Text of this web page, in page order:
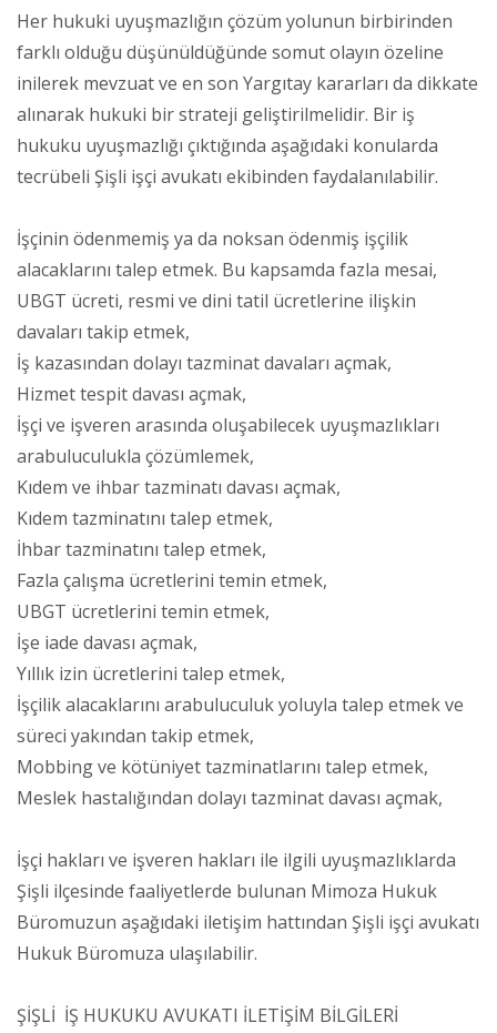
Her hukuki uyuşmazlığın çözüm yolunun birbirinden
farklı olduğu düşünüldüğünde somut olayın özeline
inilerek mevzuat ve en son Yargıtay kararları da dikkate
alınarak hukuki bir strateji geliştirilmelidir. Bir iş
hukuku uyuşmazlığı çıktığında aşağıdaki konularda
tecrübeli Şişli işçi avukatı ekibinden faydalanılabilir.
İşçinin ödenmemiş ya da noksan ödenmiş işçilik
alacaklarını talep etmek. Bu kapsamda fazla mesai,
UBGT ücreti, resmi ve dini tatil ücretlerine ilişkin
davaları takip etmek,
İş kazasından dolayı tazminat davaları açmak,
Hizmet tespit davası açmak,
İşçi ve işveren arasında oluşabilecek uyuşmazlıkları
arabuluculukla çözümlemek,
Kıdem ve ihbar tazminatı davası açmak,
Kıdem tazminatını talep etmek,
İhbar tazminatını talep etmek,
Fazla çalışma ücretlerini temin etmek,
UBGT ücretlerini temin etmek,
İşe iade davası açmak,
Yıllık izin ücretlerini talep etmek,
İşçilik alacaklarını arabuluculuk yoluyla talep etmek ve
süreci yakından takip etmek,
Mobbing ve kötüniyet tazminatlarını talep etmek,
Meslek hastalığından dolayı tazminat davası açmak,
İşçi hakları ve işveren hakları ile ilgili uyuşmazlıklarda
Şişli ilçesinde faaliyetlerde bulunan Mimoza Hukuk
Büromuzun aşağıdaki iletişim hattından Şişli işçi avukatı
Hukuk Büromuza ulaşılabilir.
ŞİŞLİ İŞ HUKUKU AVUKATI İLETİŞİM BİLGİLERİ